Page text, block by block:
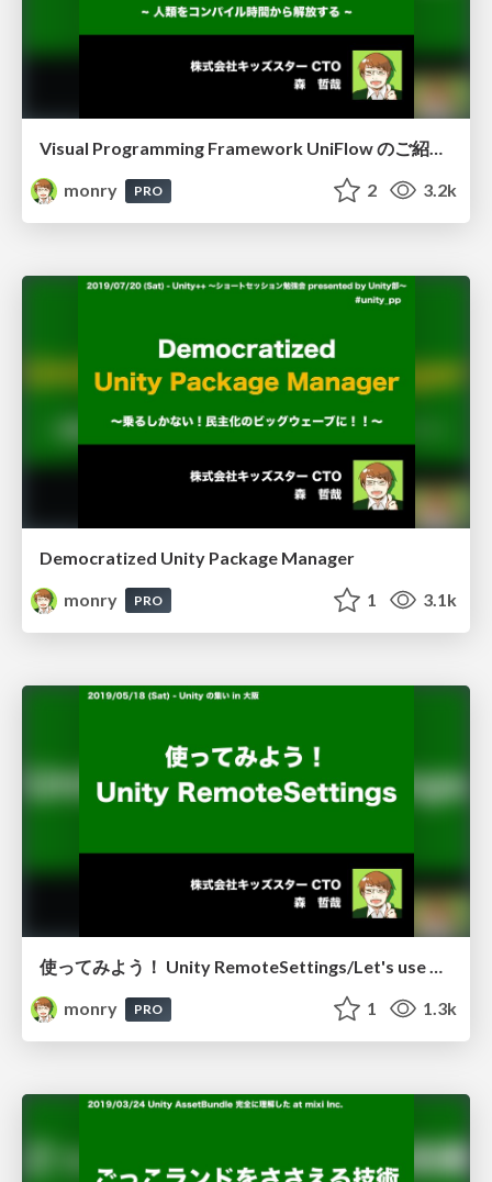
Visual Programming Framework UniFlow のご紹介/Introducing UniFlow
monry
PRO 2 3.2k
Democratized Unity Package Manager
monry
PRO 1 3.1k
使ってみよう！ Unity RemoteSettings/Let's use Unity RemoteSettings
monry
PRO 1 1.3k